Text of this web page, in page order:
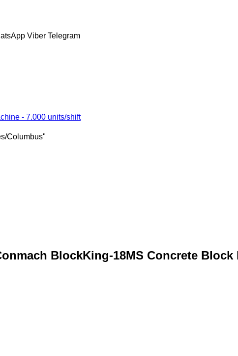
Viber Telegram
- 7.000 units/shift
Columbus"
BlockKing-18MS Concrete